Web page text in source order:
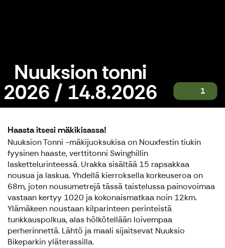
Nuuksion tonni
2026 / 14.8.2026 1
Haasta itsesi mäkikisassa!
Nuuksion Tonni -mäkijuoksukisa on Nouxfestin tiukin
fyysinen haaste, verttitonni Swinghillin
laskettelurinteessä. Urakka sisältää 15 rapsakkaa
nousua ja laskua. Yhdellä kierroksella korkeuseroa on
68m, joten nousumetrejä tässä taistelussa painovoimaa
vastaan kertyy 1020 ja kokonaismatkaa noin 12km.
Ylämäkeen noustaan kilparinteen perinteistä
tunkkauspolkua, alas hölkötellään loivempaa
perherinnettä. Lähtö ja maali sijaitsevat Nuuksio
Bikeparkin yläterassilla.